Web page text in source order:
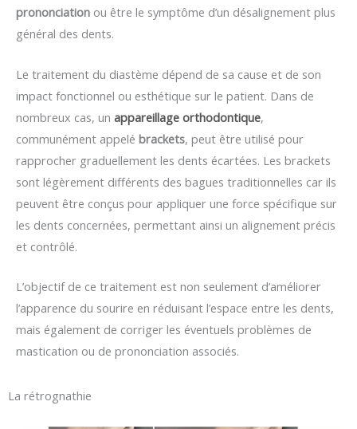
prononciation ou être le symptôme d’un désalignement plus
général des dents.
Le traitement du diastème dépend de sa cause et de son
impact fonctionnel ou esthétique sur le patient. Dans de
nombreux cas, un appareillage orthodontique,
communément appelé brackets, peut être utilisé pour
rapprocher graduellement les dents écartées. Les brackets
sont légèrement différents des bagues traditionnelles car ils
peuvent être conçus pour appliquer une force spécifique sur
les dents concernées, permettant ainsi un alignement précis
et contrôlé.
L’objectif de ce traitement est non seulement d’améliorer
l’apparence du sourire en réduisant l’espace entre les dents,
mais également de corriger les éventuels problèmes de
mastication ou de prononciation associés.
La rétrognathie